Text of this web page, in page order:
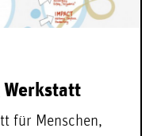
für Menschen,